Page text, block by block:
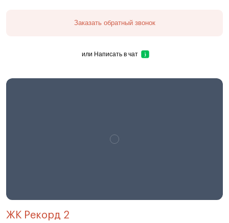
Заказать обратный звонок
или Написать в чат
ЖК Рекорд 2